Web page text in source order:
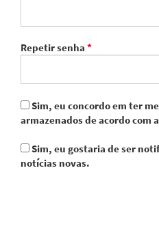
Repetir senha *Obrigatório
armazenados de acordo com a
notícias novas.